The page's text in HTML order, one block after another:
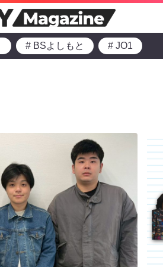
# BSよしもと # JO1